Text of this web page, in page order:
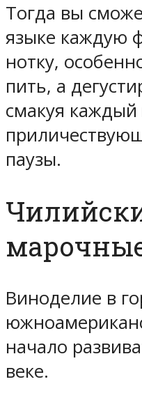
Тогда вы
языке каждую
нотку,
пить, а
смакуя каждый
паузы.
Виноделие в
начало
веке.